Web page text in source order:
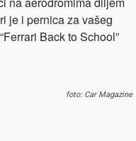
je i pernica za vašeg
Back to School”
foto: Car Magazine